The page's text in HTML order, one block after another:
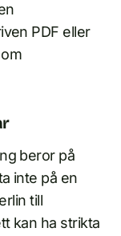
PDF eller
beror på
inte på en
till
kan ha strikta